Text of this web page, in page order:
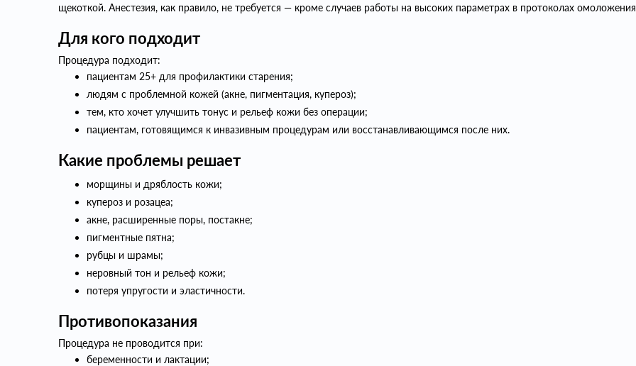
щекоткой. Анестезия, как правило, не требуется — кроме случаев работы на высоких параметрах в протоколах
Для кого подходит
Процедура подходит:
пациентам 25+ для профилактики старения;
людям с проблемной кожей (акне, пигментация, купероз);
тем, кто хочет улучшить тонус и рельеф кожи без операции;
пациентам, готовящимся к инвазивным процедурам или восстанавливающимся после них.
Какие проблемы решает
морщины и дряблость кожи;
купероз и розацеа;
акне, расширенные поры, постакне;
пигментные пятна;
рубцы и шрамы;
неровный тон и рельеф кожи;
потеря упругости и эластичности.
Противопоказания
Процедура не проводится при:
беременности и лактации;